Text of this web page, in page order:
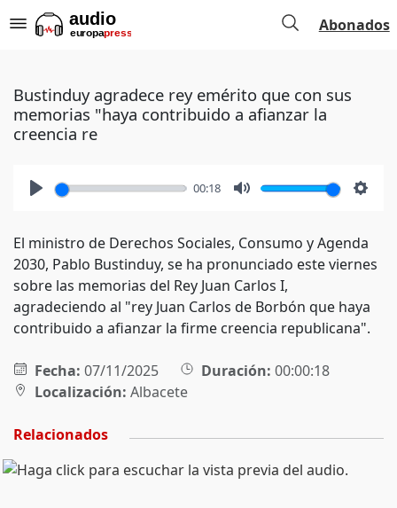
Abonados
Bustinduy agradece rey emérito que con sus
memorias "haya contribuido a afianzar la
creencia re
00:18
El ministro de Derechos Sociales, Consumo y Agenda
2030, Pablo Bustinduy, se ha pronunciado este viernes
sobre las memorias del Rey Juan Carlos I,
agradeciendo al "rey Juan Carlos de Borbón que haya
contribuido a afianzar la firme creencia republicana".
Fecha: 07/11/2025 Duración: 00:00:18
Localización: Albacete
Relacionados